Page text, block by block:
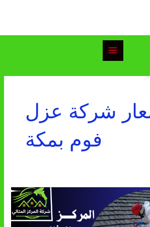
شركة عزل
فوم بمكة